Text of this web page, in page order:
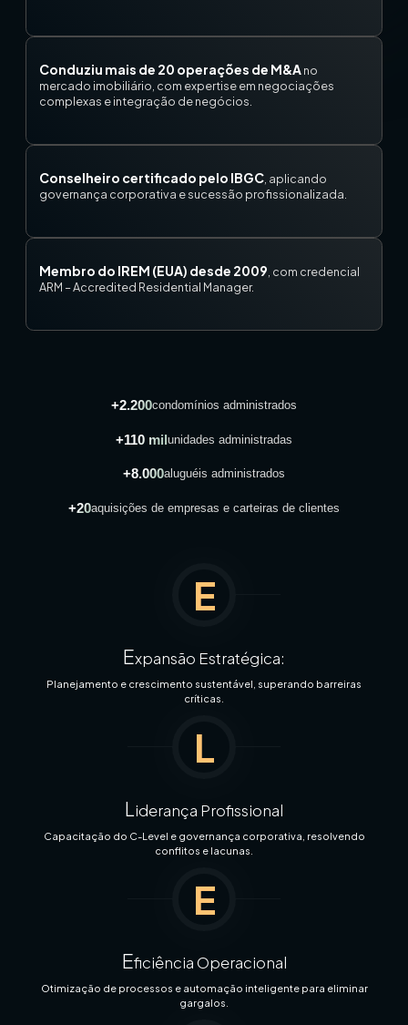
Conduziu mais de 20 operações de M&Ano
mercado imobiliário, com expertise em negociações
complexas e integração de negócios.
Conselheiro certificado pelo IBGC, aplicando
governança corporativa e sucessão profissionalizada.
Membro do IREM (EUA) desde 2009, com credencial
ARM – Accredited Residential Manager.
+2.200condomínios administrados
+110 milunidades administradas
+8.000aluguéis administrados
+20aquisições de empresas e carteiras de clientes
E
L
E
Expansão Estratégica:
Planejamento e crescimento sustentável, superando barreiras
críticas.
Liderança Profissional
Capacitação do C-Level e governança corporativa, resolvendo
conflitos e lacunas.
Eficiência Operacional
Otimização de processos e automação inteligente para eliminar
gargalos.